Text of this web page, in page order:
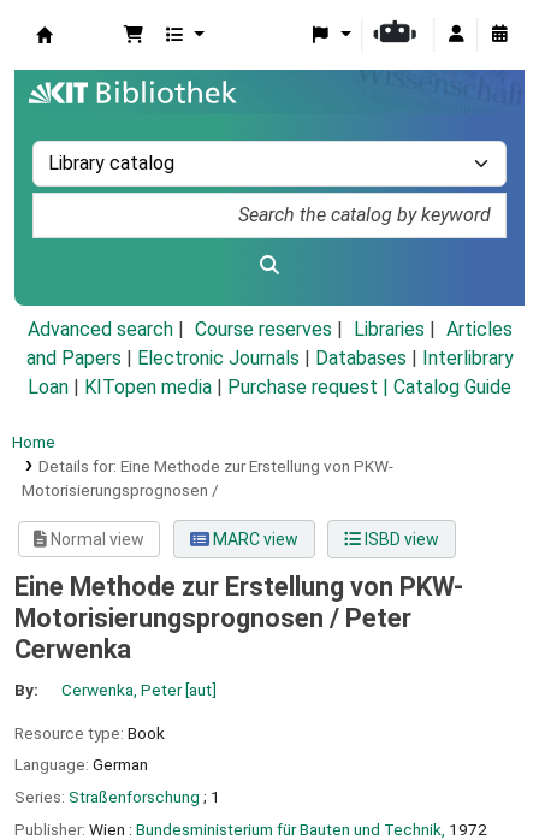
Advanced search Course reserves Libraries
Articles
and Papers
Electronic Journals Databases
Interlibrary
Loan
KITopen media Purchase request | Catalog Guide
Home
Details for: Eine Methode zur Erstellung von PKW-
Motorisierungsprognosen /
Normal view MARC view ISBD view
Eine Methode zur Erstellung von PKW-
Motorisierungsprognosen / Peter
Cerwenka
By: Cerwenka, Peter[aut]
Resource type: Book
Language: German
Series: Straßenforschung ; 1
Publisher: Wien : Bundesministerium für Bauten und Technik, 1972